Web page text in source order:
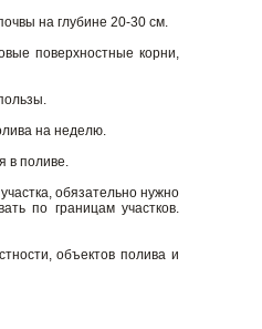
на глубине 20-30 см.
поверхностные корни,
на неделю.
в поливе.
обязательно нужно
по границам участков.
объектов полива и